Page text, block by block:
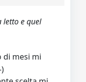
letto e quel
di mesi mi